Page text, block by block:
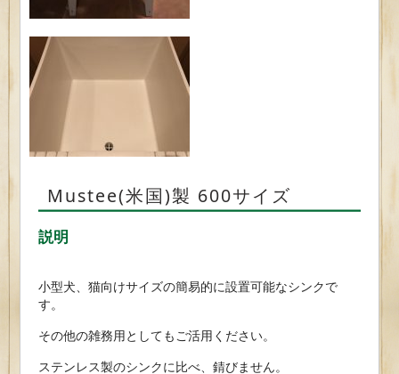
Mustee(米国)製 600サイズ
説明
小型犬、猫向けサイズの簡易的に設置可能なシンクで
す。
その他の雑務用としてもご活用ください。
ステンレス製のシンクに比べ、錆びません。